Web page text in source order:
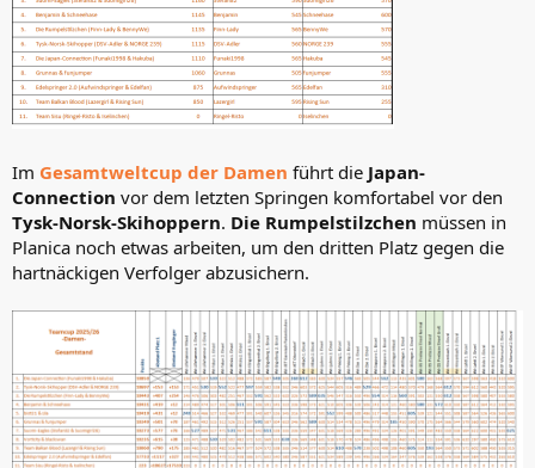
Im Gesamtweltcup der Damen führt die Japan-
Connection vor dem letzten Springen komfortabel vor den
Tysk-Norsk-Skihoppern. Die Rumpelstilzchen müssen in
Planica noch etwas arbeiten, um den dritten Platz gegen die
hartnäckigen Verfolger abzusichern.